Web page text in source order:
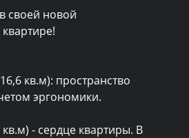
своей новой
кв.м): пространство
эргономики.
кв.м) - сердце квартиры. В